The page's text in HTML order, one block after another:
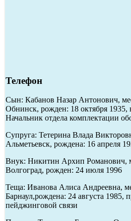
Телефон
Сын: Кабанов Назар Антонович,
Обнинск, рожден: 18 октября 1935,
Начальник отдела комплектации
Супруга: Тетерина Влада
Альметьевск, рождена: 16 апреля
Внук: Никитин Архип Романович,
Волгоград, рожден: 24 июля 1996
Теща: Иванова Алиса Андреевна,
Барнаул,рождена: 24 августа 1985,
пейджинговой связи